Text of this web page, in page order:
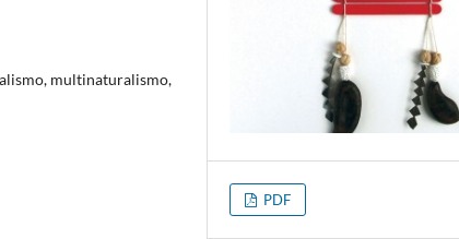
multinaturalismo,
PDF